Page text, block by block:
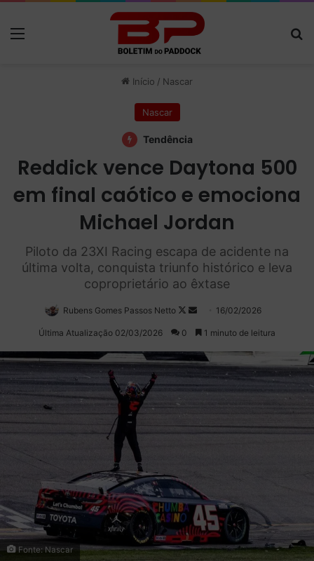
Início / Nascar
Nascar
Tendência
Reddick vence Daytona 500
em final caótico e emociona
Michael Jordan
Piloto da 23XI Racing escapa de acidente na
última volta, conquista triunfo histórico e leva
coproprietário ao êxtase
Rubens Gomes Passos Netto
Follow
on
Mande
um
mail
16/02/2026
Última Atualização 02/03/2026 0 1 minuto de leitura
Fonte: Nascar